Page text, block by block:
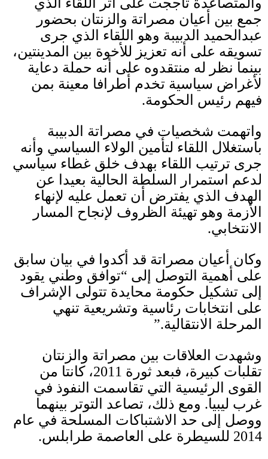
والمتصاعدة تأججت على اثر اللقاء الذي
جمع بين أعيان مصراتة والزنتان بحضور
عبدالحميد الدبيبة وهو اللقاء الذي جرى
تسويقه على أنه تعزيز للأخوة بين المدينتين،
بينما نظر له منتقدوه على أنه حملة دعاية
لأغراض سياسية تخدم أطرافا معينة بمن
فيهم رئيس الحكومة.
واتهمت شخصيات في مصراتة الدبيبة
باستغلال اللقاء لتأمين الولاء السياسي وأنه
جرى ترتيب اللقاء بهدف خلق غطاء سياسي
لدعم استمرار السلطة الحالية بعيدا عن
الهدف الذي يفترض أن تعمل عليه لإنهاء
الأزمة وهو تهيئة الظروف لإنجاح المسار
الانتخابي.
وكان أعيان مصراتة قد أكدوا في بيان سابق
على أهمية التوصل إلى “توافق وطني يقود
إلى تشكيل حكومة محايدة تتولى الإشراف
على انتخابات رئاسية وتشريعية تنهي
المرحلة الانتقالية.”
وشهدت العلاقات بين مصراتة والزنتان
تقلبات كبيرة، فبعد ثورة 2011، كانتا من
القوى الرئيسية التي تقاسمت النفوذ في
غرب ليبيا. ومع ذلك، تصاعد التوتر بينهما
ووصل إلى حد الاشتباكات المسلحة في عام
2014 للسيطرة على العاصمة طرابلس.